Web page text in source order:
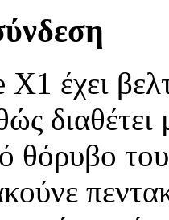
έχει
θόρυβο